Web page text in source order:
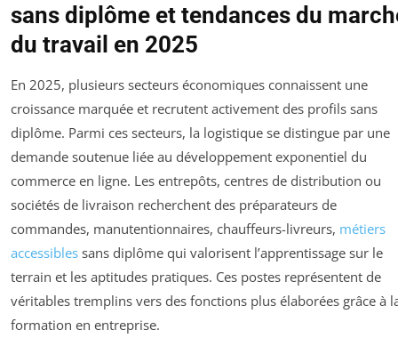
sans diplôme et tendances du
du travail en 2025
En 2025, plusieurs secteurs économiques connaissent une
croissance marquée et recrutent activement des profils sans
diplôme. Parmi ces secteurs, la logistique se distingue par une
demande soutenue liée au développement exponentiel du
commerce en ligne. Les entrepôts, centres de distribution ou
sociétés de livraison recherchent des préparateurs de
commandes, manutentionnaires, chauffeurs-livreurs, métiers
accessibles sans diplôme qui valorisent l’apprentissage sur le
terrain et les aptitudes pratiques. Ces postes représentent de
véritables tremplins vers des fonctions plus élaborées grâce à
formation en entreprise.